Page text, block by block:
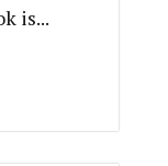
is...